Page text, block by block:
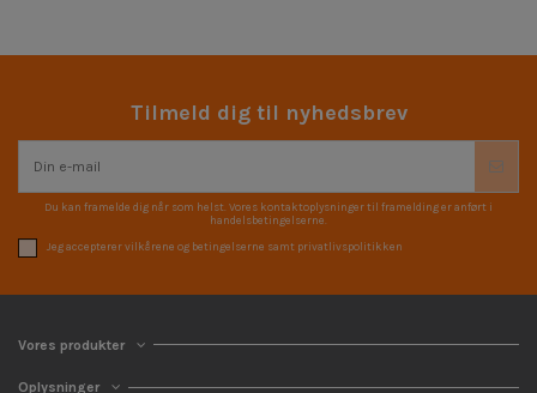
Tilmeld dig til nyhedsbrev
Du kan framelde dig når som helst. Vores kontaktoplysninger til framelding er anført i
handelsbetingelserne.
Jeg accepterer vilkårene og betingelserne samt privatlivspolitikken
Vores produkter
Oplysninger